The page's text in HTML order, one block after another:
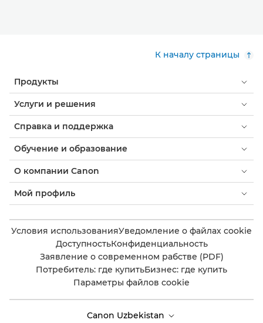
К началу страницы
Продукты
Услуги и решения
Справка и поддержка
Обучение и образование
О компании Canon
Мой профиль
Условия использованияУведомление о файлах cookie
ДоступностьКонфиденциальность
Заявление о современном рабстве (PDF)
Потребитель: где купитьБизнес: где купить
Параметры файлов cookie
Canon Uzbekistan